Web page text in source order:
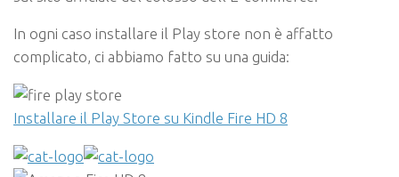
In ogni caso installare il Play store non è affatto
complicato, ci abbiamo fatto su una guida:
Installare il Play Store su Kindle Fire HD 8